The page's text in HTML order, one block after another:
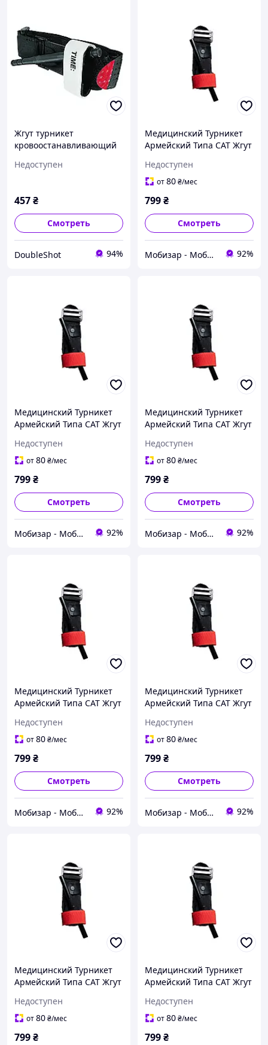
Жгут турникет
кровоостанавливающий
Недоступен
457₴
Смотреть
DoubleShot 94%
Медицинский Турникет
Армейский Типа CAT Жгут
Кровоостанавливающий
Недоступен
от80₴/мес
799₴
Смотреть
Мобизар - Мобильный Заряд 92%
Медицинский Турникет
Армейский Типа CAT Жгут
Кровоостанавливающий
Недоступен
от80₴/мес
799₴
Смотреть
Мобизар - Мобильный Заряд 92%
Медицинский Турникет
Армейский Типа CAT Жгут
Кровоостанавливающий
Недоступен
от80₴/мес
799₴
Смотреть
Мобизар - Мобильный Заряд 92%
Медицинский Турникет
Армейский Типа CAT Жгут
Кровоостанавливающий
Недоступен
от80₴/мес
799₴
Смотреть
Мобизар - Мобильный Заряд 92%
Медицинский Турникет
Армейский Типа CAT Жгут
Кровоостанавливающий
Недоступен
от80₴/мес
799₴
Смотреть
Мобизар - Мобильный Заряд 92%
Медицинский Турникет
Армейский Типа CAT Жгут
Кровоостанавливающий
Недоступен
от80₴/мес
799₴
Медицинский Турникет
Армейский Типа CAT Жгут
Кровоостанавливающий
Недоступен
от80₴/мес
799₴